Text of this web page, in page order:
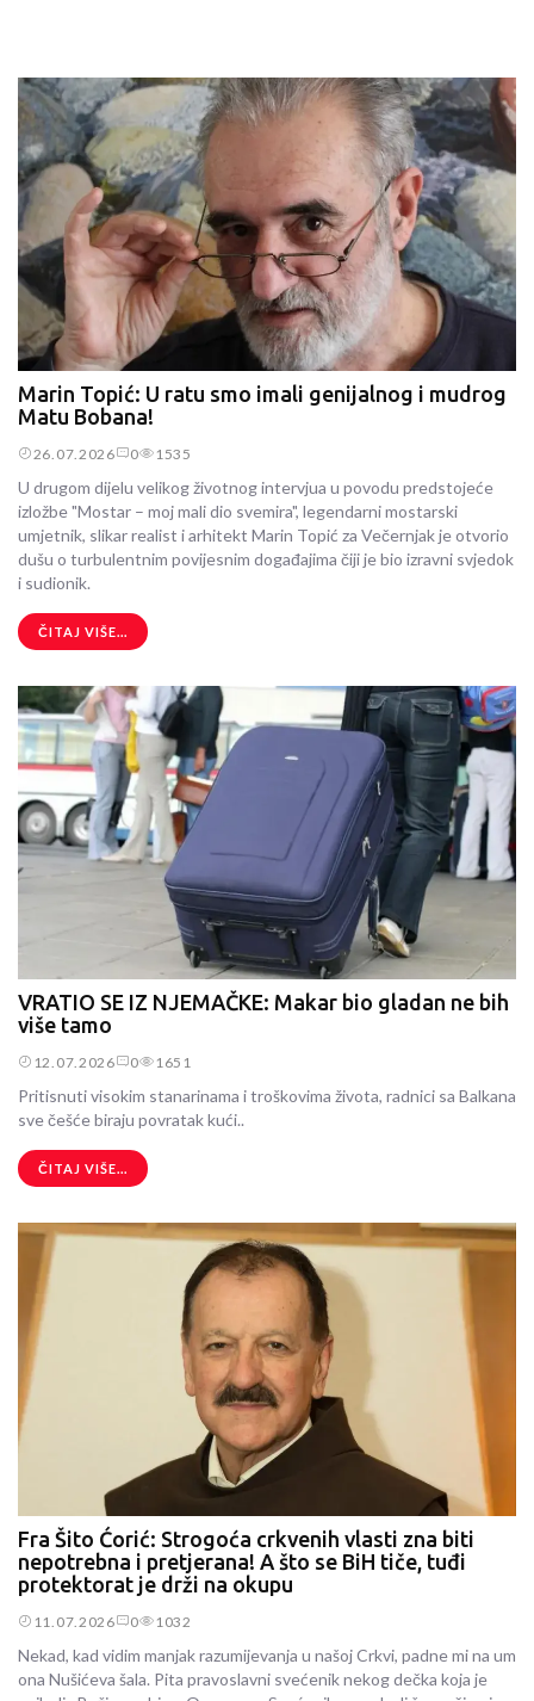
Marin Topić: U ratu smo imali genijalnog i mudrog
Matu Bobana!
26.07.2026 0 1535
U drugom dijelu velikog životnog intervjua u povodu predstojeće
izložbe "Mostar – moj mali dio svemira", legendarni mostarski
umjetnik, slikar realist i arhitekt Marin Topić za Večernjak je otvorio
dušu o turbulentnim povijesnim događajima čiji je bio izravni svjedok
i sudionik.
ČITAJ VIŠE...
VRATIO SE IZ NJEMAČKE: Makar bio gladan ne bih
više tamo
12.07.2026 0 1651
Pritisnuti visokim stanarinama i troškovima života, radnici sa Balkana
sve češće biraju povratak kući..
ČITAJ VIŠE...
Fra Šito Ćorić: Strogoća crkvenih vlasti zna biti
nepotrebna i pretjerana! A što se BiH tiče, tuđi
protektorat je drži na okupu
11.07.2026 0 1032
Nekad, kad vidim manjak razumijevanja u našoj Crkvi, padne mi na um
ona Nušićeva šala. Pita pravoslavni svećenik nekog dečka koja je